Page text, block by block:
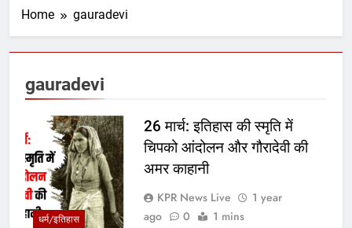
Home gauradevi
gauradevi
धर्म/इतिहास
26 मार्च: इतिहास की स्मृति में
चिपको आंदोलन और गौरादेवी की
अमर काहानी
KPR News Live
1 year
ago
0 1 mins